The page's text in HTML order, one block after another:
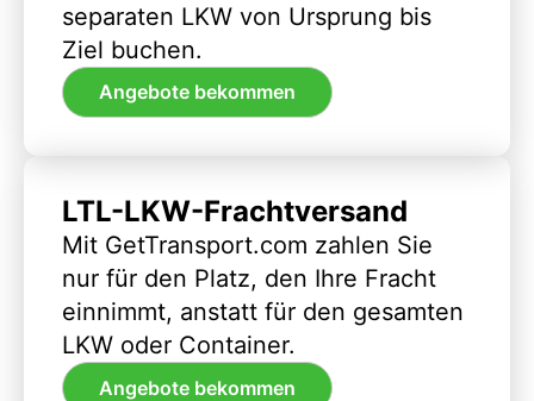
separaten LKW von Ursprung bis
Ziel buchen.
Angebote bekommen
LTL-LKW-Frachtversand
Mit GetTransport.com zahlen Sie
nur für den Platz, den Ihre Fracht
einnimmt, anstatt für den gesamten
LKW oder Container.
Angebote bekommen